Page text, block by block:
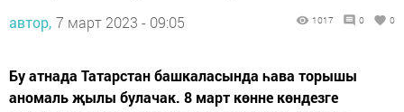
автор, 7 март 2023 - 09:05 1017 0 0
Бу атнада Татарстан башкаласында һава торышы
аномаль җылы булачак. 8 март көнне көндезге